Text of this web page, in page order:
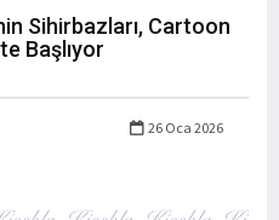
Sihirbazları, Cartoon
Başlıyor
26 Oca 2026